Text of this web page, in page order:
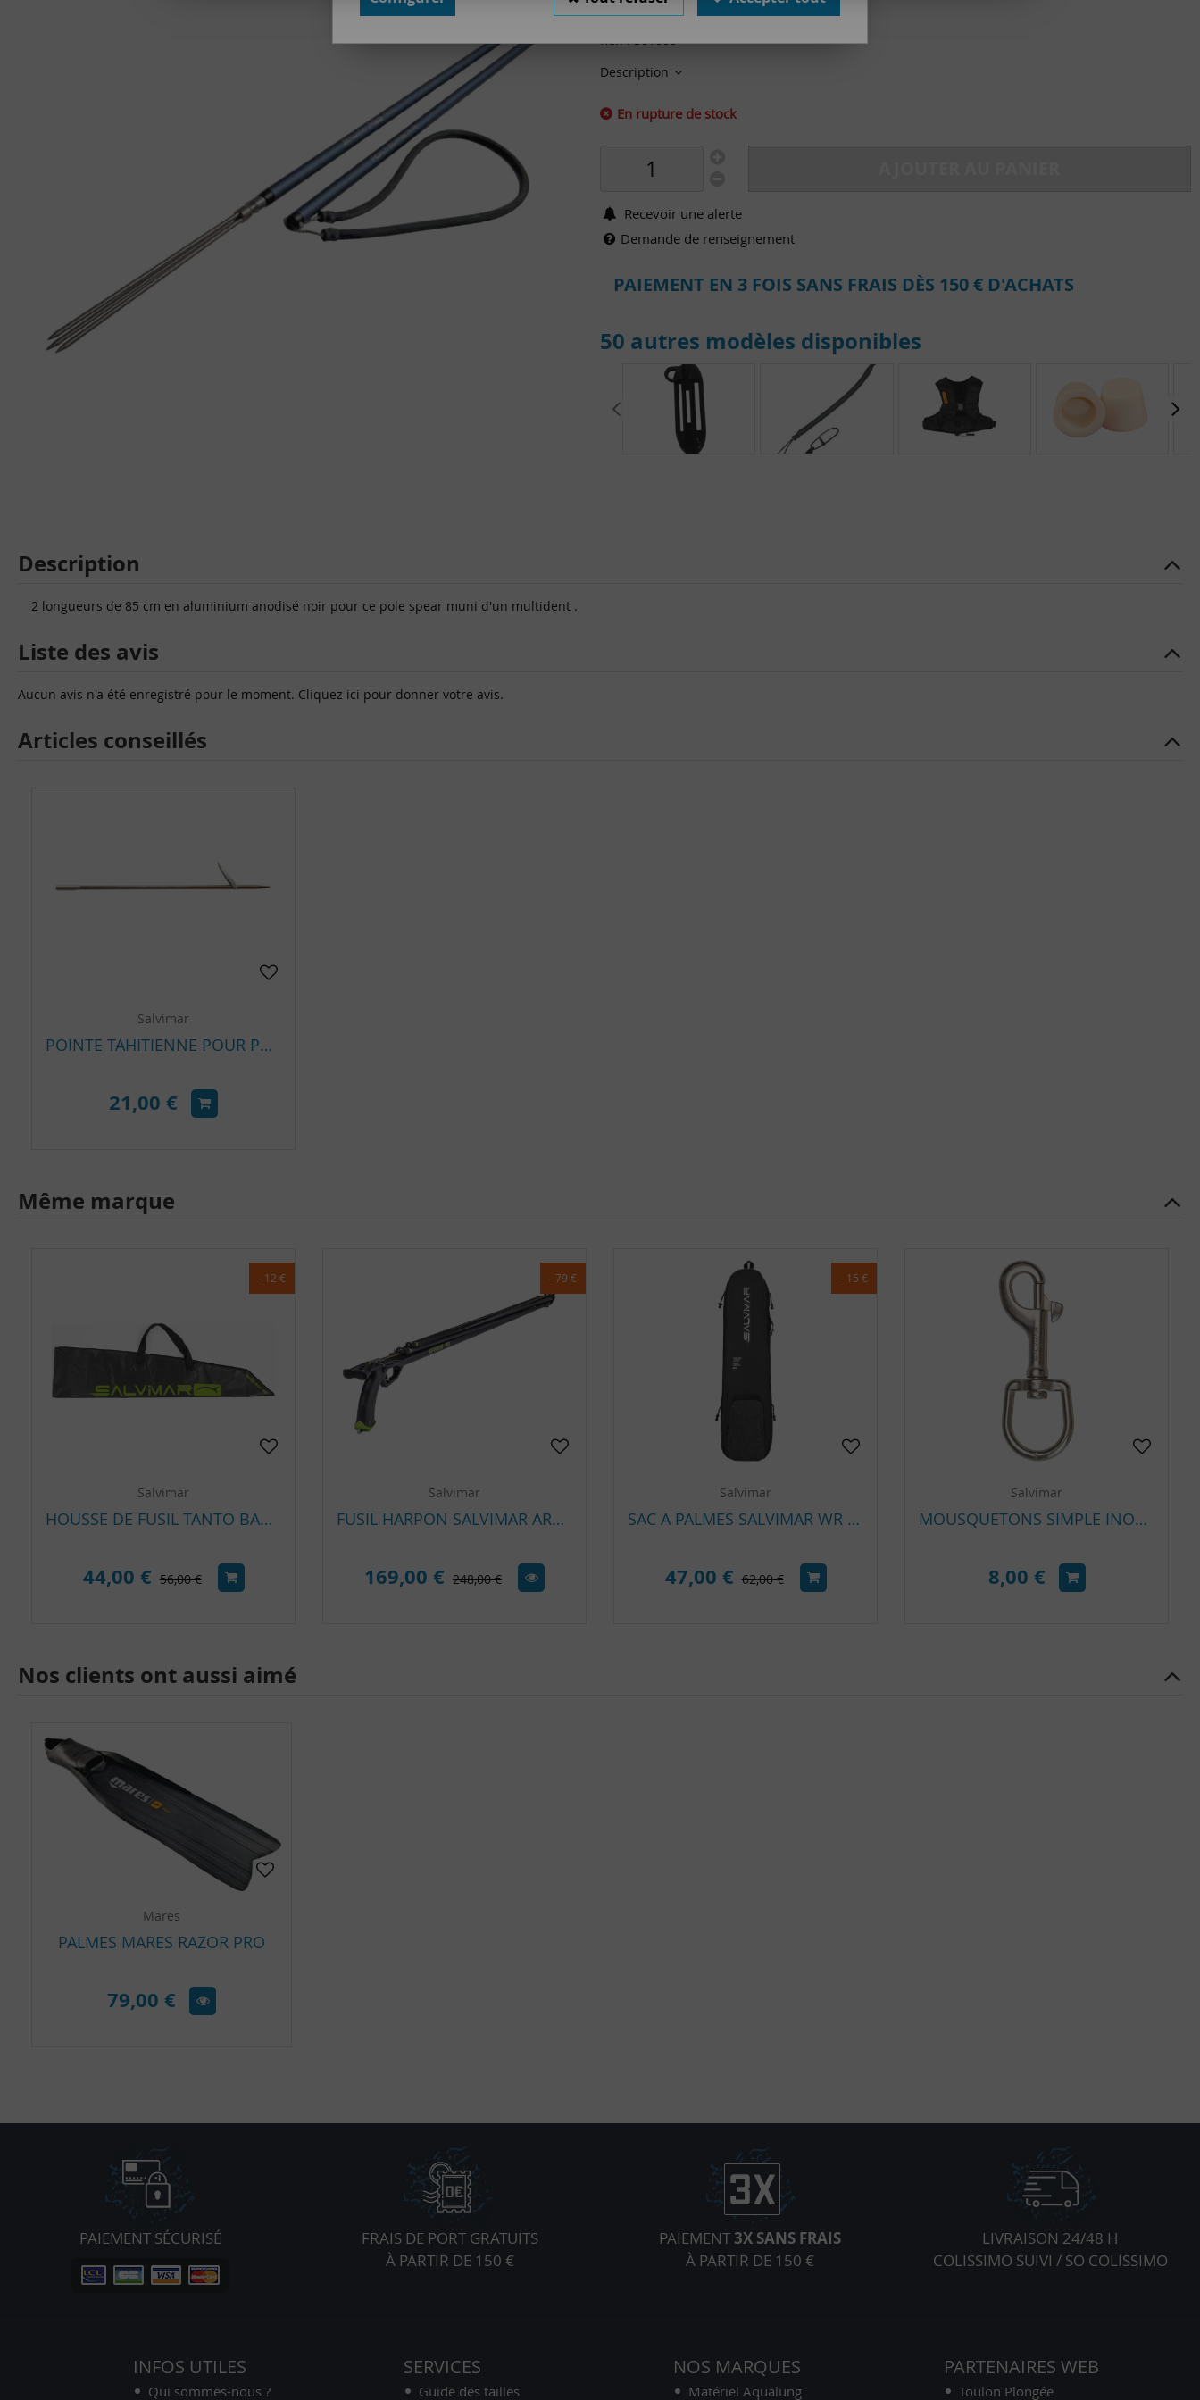
Valable jusqu'à épuisement du stock
Réf. :301000
Description
En rupture de stock
Recevoir une alerte
Demande de renseignement
PAIEMENT EN 3 FOIS SANS FRAIS DÈS 150 € D'ACHATS
50 autres modèles disponibles
Description
2 longueurs de 85 cm en aluminium anodisé noir pour ce pole spear muni d'un multident .
Liste des avis
Aucun avis n'a été enregistré pour le moment. Cliquez ici pour donner votre avis.
Articles conseillés
Salvimar
POINTE TAHITIENNE POUR POLE SPEAR SALVIMAR
21,00 €
Même marque
- 12 €
Salvimar
HOUSSE DE FUSIL TANTO BAG SALVIMAR
44,00 € 56,00 €
- 79 €
Salvimar
FUSIL HARPON SALVIMAR ARES – ARBALÈTE PÊCHE SOUS-MARINE HAUTE PRÉCISION
169,00 € 248,00 €
- 15 €
Salvimar
SAC A PALMES SALVIMAR WR BLACK
47,00 € 62,00 €
Salvimar
MOUSQUETONS SIMPLE INOX AISI 316 - 100MM - 150KG SALVIMAR
8,00 €
Nos clients ont aussi aimé
Mares
PALMES MARES RAZOR PRO
79,00 €
PAIEMENT SÉCURISÉ
FRAIS DE PORT GRATUITS
À PARTIR DE 150 €
PAIEMENT3X SANS FRAIS
À PARTIR DE 150 €
LIVRAISON 24/48 H
COLISSIMO SUIVI / SO COLISSIMO
INFOS UTILES
Qui sommes-nous ?
SERVICES
Guide des tailles
NOS MARQUES
Matériel Aqualung
PARTENAIRES WEB
Toulon Plongée